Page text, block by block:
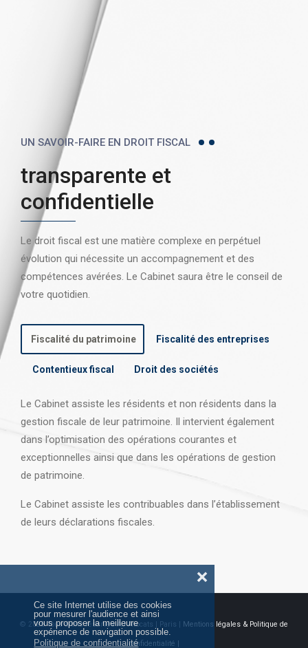
Ce site Internet utilise des cookies
pour mesurer l'audience et ainsi
vous proposer la meilleure
expérience de navigation possible.
Politique de confidentialité
❌
UN SAVOIR-FAIRE EN DROIT FISCAL
transparente et
confidentielle
Le droit fiscal est une matière complexe en perpétuel
évolution qui nécessite un accompagnement et des
compétences avérées. Le Cabinet saura être le conseil de
votre quotidien.
Fiscalité du patrimoine Fiscalité des entreprises
Contentieux fiscal Droit des sociétés
Le Cabinet assiste les résidents et non résidents dans la
gestion fiscale de leur patrimoine. Il intervient également
dans l’optimisation des opérations courantes et
exceptionnelles ainsi que dans les opérations de gestion
de patrimoine.
Le Cabinet assiste les contribuables dans l’établissement
de leurs déclarations fiscales.
© 2026 Tous droits réservés AJ Avocats | Paris | Mentions légales & Politique de
confidentialité |